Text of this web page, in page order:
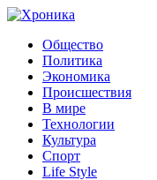
Общество
Политика
Экономика
Происшествия
В мире
Технологии
Культура
Спорт
Life Style